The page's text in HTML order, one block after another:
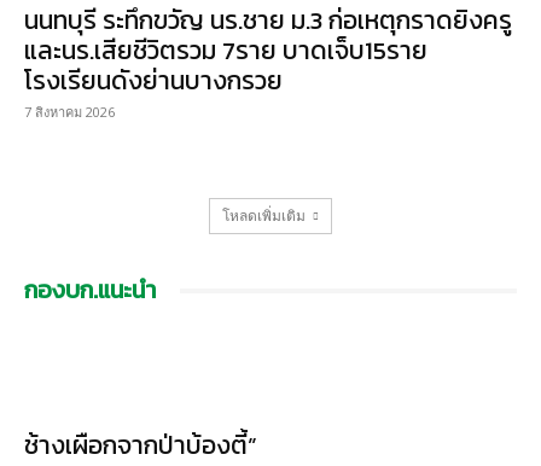
นนทบุรี ระทึกขวัญ นร.ชาย ม.3 ก่อเหตุกราดยิงครู
และนร.เสียชีวิตรวม 7ราย บาดเจ็บ15ราย
โรงเรียนดังย่านบางกรวย
7 สิงหาคม 2026
โหลดเพิ่มเติม
กองบก.แนะนำ
ช้างเผือกจากป่าบ้องตี้”